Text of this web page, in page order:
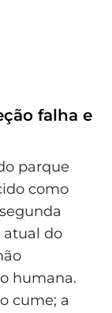
falha e
parque
como
atual do
humana.
cume; a